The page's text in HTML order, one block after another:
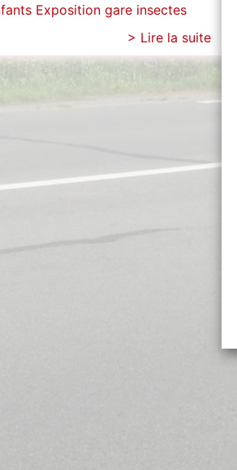
Exposition gare insectes
> Lire la suite